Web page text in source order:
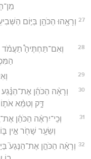
27 וְרָאָ֥הוּ הַכֹּהֵ֖ן בַּיּ֣וֹם
28
וְאִם־תַּחְתֶּיהָ֩
29
30
וְרָאָ֨ה הַכֹּהֵ֜ן
דָּ֑ק וְטִמֵּ֨א אֹת֤וֹ
31
וְכִֽי־יִרְאֶ֨ה הַכֹּהֵ֜ן
וְשֵׂעָ֥ר שָׁחֹ֖ר אֵ֣ין
32 וְרָאָ֨ה הַכֹּהֵ֣ן אֶת־הַנֶּגַע֮